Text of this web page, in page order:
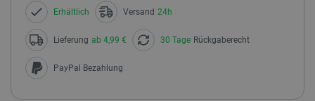
Erhältlich Versand 24h
Lieferung ab 4,99 € 30 Tage Rückgaberecht
PayPal Bezahlung